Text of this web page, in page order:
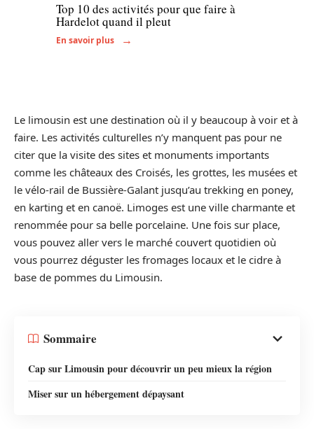
Top 10 des activités pour que faire à
Hardelot quand il pleut
En savoir plus
Le limousin est une destination où il y beaucoup à voir et à
faire. Les activités culturelles n’y manquent pas pour ne
citer que la visite des sites et monuments importants
comme les châteaux des Croisés, les grottes, les musées et
le vélo-rail de Bussière-Galant jusqu’au trekking en poney,
en karting et en canoë. Limoges est une ville charmante et
renommée pour sa belle porcelaine. Une fois sur place,
vous pouvez aller vers le marché couvert quotidien où
vous pourrez déguster les fromages locaux et le cidre à
base de pommes du Limousin.
Sommaire
Cap sur Limousin pour découvrir un peu mieux la région
Miser sur un hébergement dépaysant